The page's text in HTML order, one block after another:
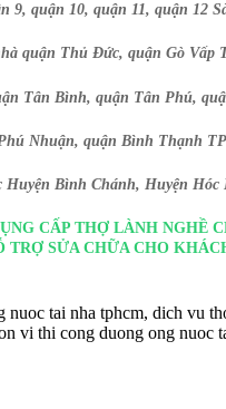
9, quận 10, quận 11, quận 12
quận Thủ Đức, quận Gò Vấp
Tân Bình, quận Tân Phú,
Nhuận, quận Bình Thạnh
Huyện Bình Chánh, Huyện
CẤP THỢ LÀNH NGHỀ
TRỢ SỬA CHỮA CHO
nuoc tai nha tphcm, dich vu
vi thi cong duong ong nuoc